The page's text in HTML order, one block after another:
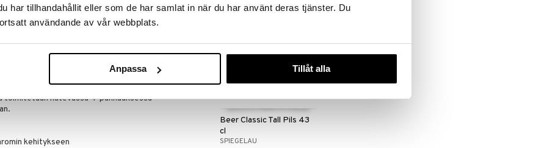
har tillhandahållit eller som de har samlat in när du har använt deras tjänster. Du
användande av vår webbplats.
Anpassa Tillåt alla
Celebration-sarjaan, joka muuttaa arjen
Lasin pystysuorat uurteet luovat valon ja
ja voi rikkoutua pudotessaan, mikä voi johtaa
toimitetaan kätevässä 4-pakkauksessa –
kehitykseen
Beer Classic Tall Pils 43
cl
SPIEGELAU